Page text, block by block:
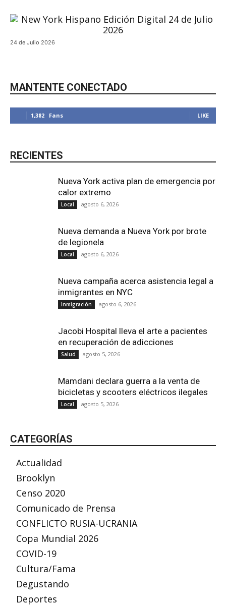
24 de Julio 2026
MANTENTE CONECTADO
1,382 Fans LIKE
RECIENTES
Nueva York activa plan de emergencia por
calor extremo
Local agosto 6, 2026
Nueva demanda a Nueva York por brote
de legionela
Local agosto 6, 2026
Nueva campaña acerca asistencia legal a
inmigrantes en NYC
Inmigración agosto 6, 2026
Jacobi Hospital lleva el arte a pacientes
en recuperación de adicciones
Salud agosto 5, 2026
Mamdani declara guerra a la venta de
bicicletas y scooters eléctricos ilegales
Local agosto 5, 2026
CATEGORÍAS
Actualidad
Brooklyn
Censo 2020
Comunicado de Prensa
CONFLICTO RUSIA-UCRANIA
Copa Mundial 2026
COVID-19
Cultura/Fama
Degustando
Deportes